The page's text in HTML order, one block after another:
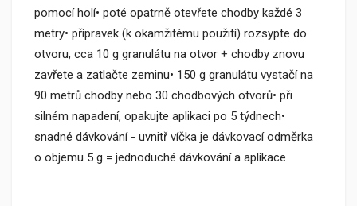
pomocí holí• poté opatrně otevřete chodby každé 3
metry• přípravek (k okamžitému použití) rozsypte do
otvoru, cca 10 g granulátu na otvor + chodby znovu
zavřete a zatlačte zeminu• 150 g granulátu vystačí na
90 metrů chodby nebo 30 chodbových otvorů• při
silném napadení, opakujte aplikaci po 5 týdnech•
snadné dávkování - uvnitř víčka je dávkovací odměrka
o objemu 5 g = jednoduché dávkování a aplikace